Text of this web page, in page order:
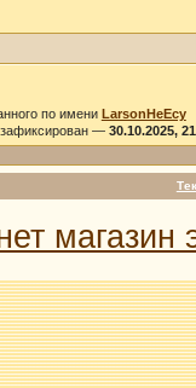
по имени LarsonHeEcy
— 30.10.2025,